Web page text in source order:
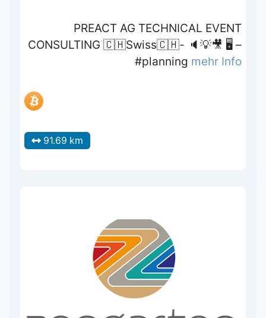
PREACT AG TECHNICAL EVENT
CONSULTING 🇨🇭Swiss🇨🇭- 🔈💡🎥 🖥 –
#planning mehr Info
91.69 km